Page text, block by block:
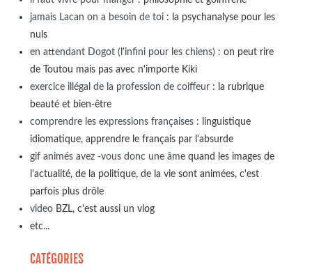
jamais Lacan on a besoin de toi: la psychanalyse pour les
nuls
en attendant Dogot (l'infini pour les chiens): on peut rire
de Toutou mais pas avec n'importe Kiki
exercice illégal de la profession de coiffeur: la rubrique
beauté et bien-être
comprendre les expressions françaises: linguistique
idiomatique, apprendre le français par l'absurde
gif animés avez -vous donc une âmequand les images de
l'actualité, de la politique, de la vie sont animées, c'est
parfois plus drôle
videoBZL, c'est aussi un vlog
etc...
CATÉGORIES